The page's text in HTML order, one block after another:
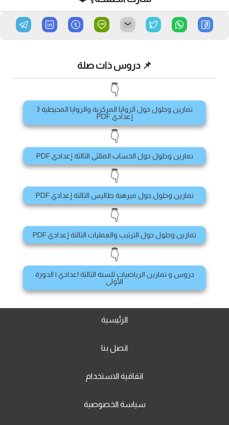
📌 دروس ذات صلة
👇
تمارين وحلول حول الزوايا المركزية والزوايا المحيطية 3
إعدادي PDF
👇
تمارين وحلول حول الحساب المثلثي الثالثة إعدادي PDF
👇
تمارين وحلول حول مبرهنة طاليس الثالثة إعدادي PDF
👇
تمارين وحلول حول الترتيب والعمليات الثالثة إعدادي PDF
👇
دروس و تمارين الرياضيات للسنة الثالثة اعدادي | الدورة
الأولى
الرئيسية
اتصل بنا
اتفاقية الاستخدام
سياسة الخصوصية